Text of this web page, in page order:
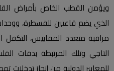
ويؤمن القطب الخاص بأمراض
الذي يضم قاعتين للقسطرة،
مراقبة متعدد المقاييس، التكفل
التاجي وتلك المرتبطة بدقات